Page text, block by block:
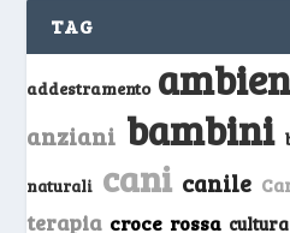
TAG
addestramento
anziani bambini
naturali cani canile
terapia croce rossa cultura